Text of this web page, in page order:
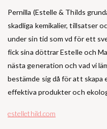
Pernilla (Estelle & Thilds
skadliga kemikalier, tillsatser
under sin tid som vd för ett
fick sina döttrar Estelle och
nästa generation och vad vi
bestämde sig då för att
effektiva produkter och
estellethild.com